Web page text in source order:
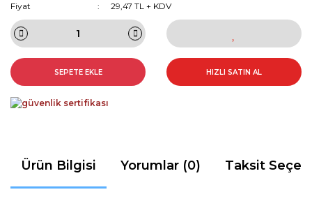
Fiyat
29,47 TL + KDV
SEPETE EKLE HIZLI SATIN AL
Ürün Bilgisi Yorumlar (0) Taksit